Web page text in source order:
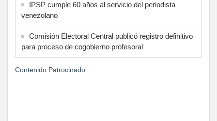
IPSP cumple 60 años al servicio del periodista
venezolano
Comisión Electoral Central publicó registro definitivo
para proceso de cogobierno profesoral
Contenido Patrocinado